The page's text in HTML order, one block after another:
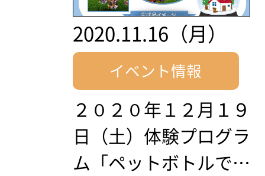
2020.11.16（月）
イベント情報
２０２０年１２月１９
日（土）体験プログラ
ム「ペットボトルで…